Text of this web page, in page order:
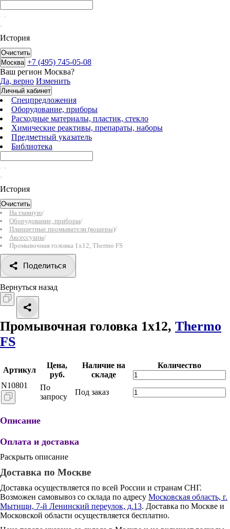
История
Очистить
Москва +7 (495) 745-05-08
Ваш регион Москва?
Да, верно Изменить
Личный кабинет
Спецпредложения
Оборудование, приборы
Расходные материалы, пластик, стекло
Химические реактивы, препараты, наборы
Предметный указатель
Библиотека
История
Очистить
На главную/
Оборудование, приборы/
Планшетные промыватели (вошеры)/
Аксессуары/
Промывочная головка 1x12, Thermo FS
Поделиться
Вернуться назад
Промывочная головка 1x12, Thermo
FS
Артикул
Цена,
руб.
Наличие на
складе
Количество
N10801
По
запросу
Под заказ
Описание
Оплата и доставка
Раскрыть описание
Доставка по Москве
Доставка осуществляется по всей России и странам СНГ.
Возможен самовывоз со склада по адресу Московская область, г.
Мытищи, 7-й Ленинский переулок, д.13. Доставка по Москве и
Московской области осуществляется бесплатно.